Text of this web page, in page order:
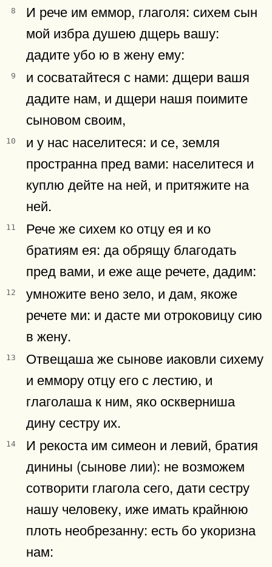
8
И рече им еммор, глаголя: сихем сын
мой избра душею дщерь вашу:
дадите убо ю в жену ему:
9
и сосватайтеся с нами: дщери вашя
дадите нам, и дщери нашя поимите
сыновом своим,
10
и у нас населитеся: и се, земля
пространна пред вами: населитеся и
куплю дейте на ней, и притяжите на
ней.
11
Рече же сихем ко отцу ея и ко
братиям ея: да обрящу благодать
пред вами, и еже аще речете, дадим:
12
умножите вено зело, и дам, якоже
речете ми: и дасте ми отроковицу сию
в жену.
13
Отвещаша же сынове иаковли сихему
и еммору отцу его с лестию, и
глаголаша к ним, яко оскверниша
дину сестру их.
14
И рекоста им симеон и левий, братия
динины (сынове лии): не возможем
сотворити глагола сего, дати сестру
нашу человеку, иже имать крайнюю
плоть необрезанну: есть бо укоризна
нам: